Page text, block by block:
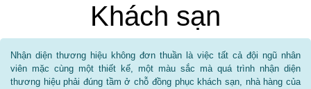
Khách sạn
Nhận diện thương hiệu không đơn thuần là việc tất cả đội ngũ nhân
viên mặc cùng một thiết kế, một màu sắc mà quá trình nhận diện
thương hiệu phải đúng tầm ở chỗ đồng phục khách sạn, nhà hàng của